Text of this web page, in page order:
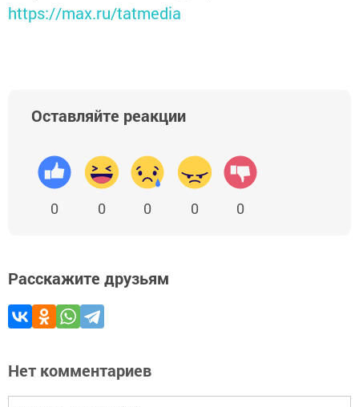
https://max.ru/tatmedia
Оставляйте реакции
0 0 0 0 0
Расскажите друзьям
Нет комментариев